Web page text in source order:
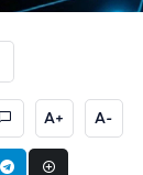
A+ A-